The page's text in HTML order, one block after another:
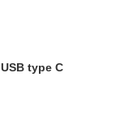
type C